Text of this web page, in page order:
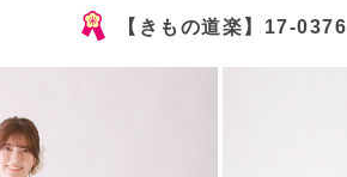
【きもの道楽】17-0376